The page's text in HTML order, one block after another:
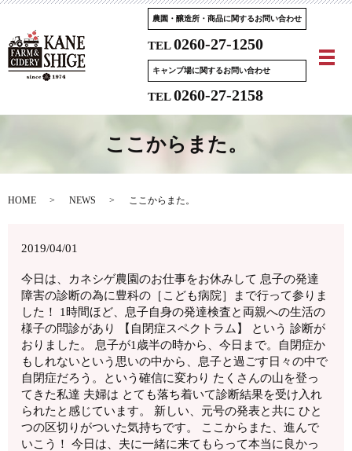
農園・醸造所・商品に関するお問い合わせ
TEL0260-27-1250
キャンプ場に関するお問い合わせ
TEL0260-27-2158
メ
ここからまた。
HOME NEWS ここからまた。
2019/04/01
今日は、カネシゲ農園のお仕事をお休みして 息子の発達
障害の診断の為に豊科の［こども病院］まで行って参りま
した！ 1時間ほど、息子自身の発達検査と両親への生活の
様子の問診があり 【自閉症スペクトラム】 という 診断が
おりました。 息子が1歳半の時から、今日まで。自閉症か
もしれないという思いの中から、息子と過ごす日々の中で
自閉症だろう。という確信に変わり たくさんの山を登っ
てきた私達 夫婦は とても落ち着いて診断結果を受け入れ
られたと感じています。 新しい、元号の発表と共に ひと
つの区切りがついた気持ちです。 ここからまた、進んで
いこう！ 今日は、夫に一緒に来てもらって本当に良かっ